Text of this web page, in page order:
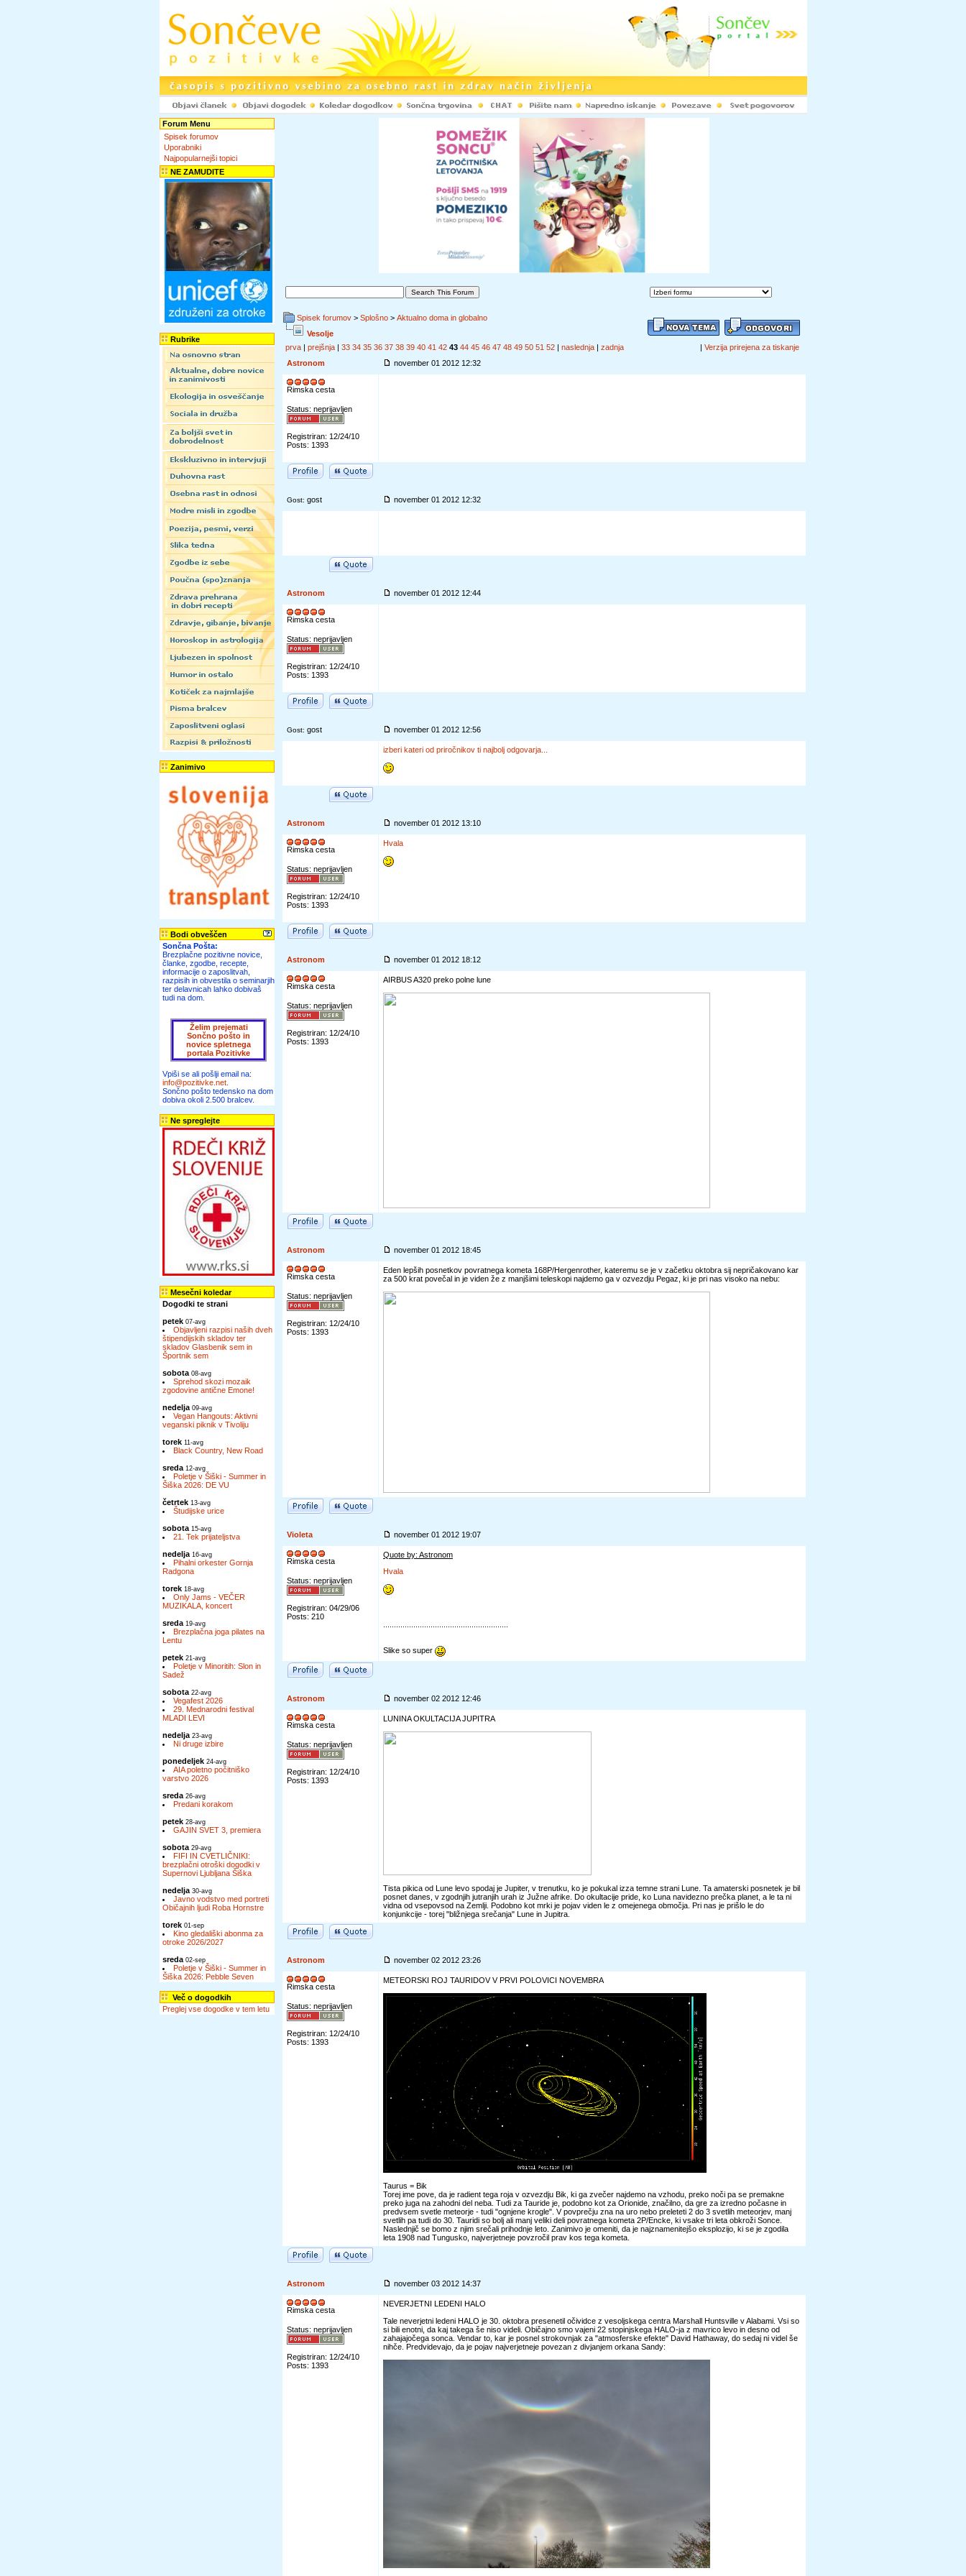
Forum Menu
Spisek forumov
Uporabniki
Najpopularnejši topici
NE ZAMUDITE
Rubrike
Zanimivo
Bodi obveščen
Sončna Pošta:
Brezplačne pozitivne novice,
članke, zgodbe, recepte,
informacije o zaposlitvah,
razpisih in obvestila o seminarjih
ter delavnicah lahko dobivaš
tudi na dom.
Želim prejemati
Sončno pošto in
novice spletnega
portala Pozitivke
Vpiši se ali pošlji email na:
info@pozitivke.net
Sončno pošto tedensko na dom
dobiva okoli 2.500 bralcev.
Ne spreglejte
Mesečni koledar
Dogodki te strani
petek 07-avg
Objavljeni razpisi naših dveh
štipendijskih skladov ter
skladov Glasbenik sem in
Športnik sem
sobota 08-avg
Sprehod skozi mozaik
zgodovine antične Emone!
nedelja 09-avg
Vegan Hangouts: Aktivni
veganski piknik v Tivoliju
torek 11-avg
Black Country, New Road
sreda 12-avg
Poletje v Šiški - Summer in
Šiška 2026: DE VU
četrtek 13-avg
Študijske urice
sobota 15-avg
21. Tek prijateljstva
nedelja 16-avg
Pihalni orkester Gornja
Radgona
torek 18-avg
Only Jams - VEČER
MUZIKALA, koncert
sreda 19-avg
Brezplačna joga pilates na
Lentu
petek 21-avg
Poletje v Minoritih: Slon in
Sadež
sobota 22-avg
Vegafest 2026
29. Mednarodni festival
MLADI LEVI
nedelja 23-avg
Ni druge izbire
ponedeljek 24-avg
AIA poletno počitniško
varstvo 2026
sreda 26-avg
Predani korakom
petek 28-avg
GAJIN SVET 3, premiera
sobota 29-avg
FIFI IN CVETLIČNIKI:
brezplačni otroški dogodki v
Supernovi Ljubljana Šiška
nedelja 30-avg
Javno vodstvo med portreti
Običajnih ljudi Roba Hornstre
torek 01-sep
Kino gledališki abonma za
otroke 2026/2027
sreda 02-sep
Poletje v Šiški - Summer in
Šiška 2026: Pebble Seven
Več o dogodkih
Preglej vse dogodke v tem letu
Spisek forumov > Splošno > Aktualno doma in globalno
Vesolje
prva | prejšnja | 33 34 35 36 37 38 39 40 41 42 43 44 45 46 47 48 49 50 51 52 | naslednja | zadnja | Verzija prirejena za tiskanje
Astronom
november 01 2012 12:32
Rimska cesta
Status: neprijavljen
Registriran: 12/24/10
Posts: 1393
Gost: gost november 01 2012 12:32
Astronom november 01 2012 12:44
Rimska cesta
Status: neprijavljen
Registriran: 12/24/10
Posts: 1393
Gost: gost november 01 2012 12:56
izberi kateri od priročnikov ti najbolj odgovarja...
Astronom november 01 2012 13:10
Rimska cesta
Status: neprijavljen
Registriran: 12/24/10
Posts: 1393
Hvala
Astronom november 01 2012 18:12
Rimska cesta
Status: neprijavljen
Registriran: 12/24/10
Posts: 1393
AIRBUS A320 preko polne lune
Astronom november 01 2012 18:45
Rimska cesta
Status: neprijavljen
Registriran: 12/24/10
Posts: 1393
Eden lepših posnetkov povratnega kometa 168P/Hergenrother, kateremu se je v začetku oktobra sij nepričakovano kar
za 500 krat povečal in je viden že z manjšimi teleskopi najdemo ga v ozvezdju Pegaz, ki je pri nas visoko na nebu:
Violeta november 01 2012 19:07
Rimska cesta
Status: neprijavljen
Registriran: 04/29/06
Posts: 210
Quote by: Astronom
Hvala
Slike so super
Astronom november 02 2012 12:46
Rimska cesta
Status: neprijavljen
Registriran: 12/24/10
Posts: 1393
LUNINA OKULTACIJA JUPITRA
Tista pikica od Lune levo spodaj je Jupiter, v trenutku, ko je pokukal izza temne strani Lune. Ta amaterski posnetek je bil
posnet danes, v zgodnjih jutranjih urah iz Južne afrike. Do okultacije pride, ko Luna navidezno prečka planet, a le ta ni
vidna od vsepovsod na Zemlji. Podobno kot mrki je pojav viden le z omejenega območja. Pri nas je prišlo le do
konjunkcije - torej "bližnjega srečanja" Lune in Jupitra.
Astronom november 02 2012 23:26
Rimska cesta
Status: neprijavljen
Registriran: 12/24/10
Posts: 1393
METEORSKI ROJ TAURIDOV V PRVI POLOVICI NOVEMBRA
Taurus = Bik
Torej ime pove, da je radient tega roja v ozvezdju Bik, ki ga zvečer najdemo na vzhodu, preko noči pa se premakne
preko juga na zahodni del neba. Tudi za Tauride je, podobno kot za Orionide, značilno, da gre za izredno počasne in
predvsem svetle meteorje - tudi "ognjene krogle". V povprečju zna na uro nebo preleteti 2 do 3 svetlih meteorjev, manj
svetlih pa tudi do 30. Tauridi so bolj ali manj veliki deli povratnega kometa 2P/Encke, ki vsake tri leta obkroži Sonce.
Naslednjič se bomo z njim srečali prihodnje leto. Zanimivo je omeniti, da je najznamenitejšo eksplozijo, ki se je zgodila
leta 1908 nad Tungusko, najverjetneje povzročil prav kos tega kometa.
Astronom november 03 2012 14:37
Rimska cesta
Status: neprijavljen
Registriran: 12/24/10
Posts: 1393
NEVERJETNI LEDENI HALO
Tale neverjetni ledeni HALO je 30. oktobra presenetil očividce z vesoljskega centra Marshall Huntsville v Alabami. Vsi so
si bili enotni, da kaj takega še niso videli. Običajno smo vajeni 22 stopinjskega HALO-ja z mavrico levo in desno od
zahajajočega sonca. Vendar to, kar je posnel strokovnjak za "atmosferske efekte" David Hathaway, do sedaj ni videl še
nihče. Predvidevajo, da je pojav najverjetneje povezan z divjanjem orkana Sandy: